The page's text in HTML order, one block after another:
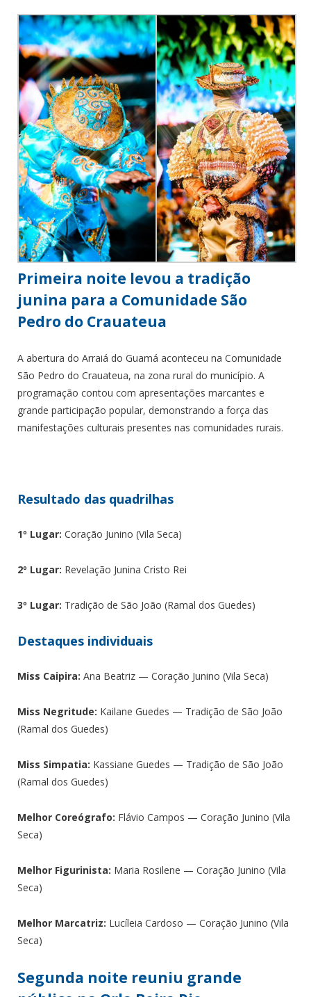
Primeira noite levou a tradição
junina para a Comunidade São
Pedro do Crauateua
A abertura do Arraiá do Guamá aconteceu na Comunidade
São Pedro do Crauateua, na zona rural do município. A
programação contou com apresentações marcantes e
grande participação popular, demonstrando a força das
manifestações culturais presentes nas comunidades rurais.
Resultado das quadrilhas
1º Lugar: Coração Junino (Vila Seca)
2º Lugar: Revelação Junina Cristo Rei
3º Lugar: Tradição de São João (Ramal dos Guedes)
Destaques individuais
Miss Caipira: Ana Beatriz — Coração Junino (Vila Seca)
Miss Negritude: Kailane Guedes — Tradição de São João
(Ramal dos Guedes)
Miss Simpatia: Kassiane Guedes — Tradição de São João
(Ramal dos Guedes)
Melhor Coreógrafo: Flávio Campos — Coração Junino (Vila
Seca)
Melhor Figurinista: Maria Rosilene — Coração Junino (Vila
Seca)
Melhor Marcatriz: Lucíleia Cardoso — Coração Junino (Vila
Seca)
Segunda noite reuniu grande